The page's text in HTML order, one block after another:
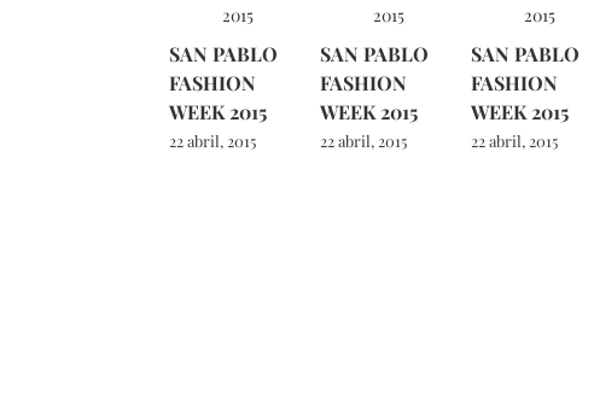
SAN PABLO
FASHION
WEEK 2015
22 abril, 2015
SAN PABLO
FASHION
WEEK 2015
22 abril, 2015
SAN PABLO
FASHION
WEEK 2015
22 abril, 2015